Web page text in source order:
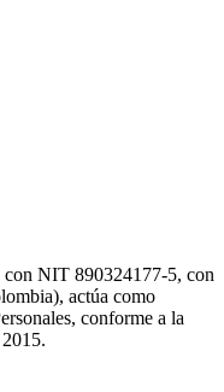
NIT 890324177-5, con
actúa como
conforme a la